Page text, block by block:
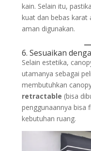
kain. Selain itu,
kuat dan bebas karat
aman digunakan.
6. Sesuaikan
Selain estetika,
utamanya sebagai
membutuhkan
retractable (bisa
penggunaannya bisa
kebutuhan ruang.